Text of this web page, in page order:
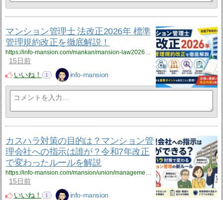
マンション管理士 法改正2026年 標準
管理規約改正を徹底解説！
15日前
いいね！
1 info-mansion
カスハラ対策の目的は？マンション管
理会社への指示は誰が？令和7年改正
で変わったルールを解説
15日前
いいね！
1 info-mansion